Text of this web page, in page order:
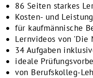
86 Seiten starkes
Kosten- und
für kaufmännische
Lernvideosvon 'Die
34 Aufgaben
ideale
von Berufskolleg-